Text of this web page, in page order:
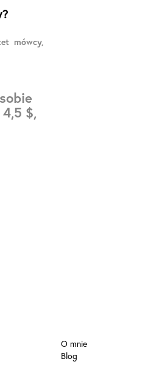
mówcy,
$,
O mnie
Blog